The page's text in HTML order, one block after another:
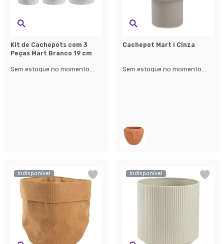
Kit de Cachepots com 3
Peças Mart Branco 19 cm
Sem estoque no momento...
Cachepot Mart I Cinza
Sem estoque no momento...
Indisponível Indisponível